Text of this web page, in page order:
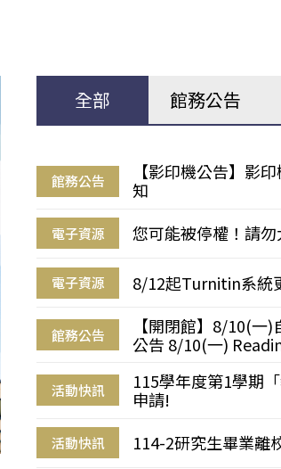
全部 館務公告
館務公告
【影印機公告】影
知
電子資源 您可能被停權！請勿
電子資源 8/12起Turnitin系統
館務公告
【開閉館】8/10(一
公告 8/10(一)
活動快訊
115學年度第1學期
申請!
活動快訊 114-2研究生畢業離